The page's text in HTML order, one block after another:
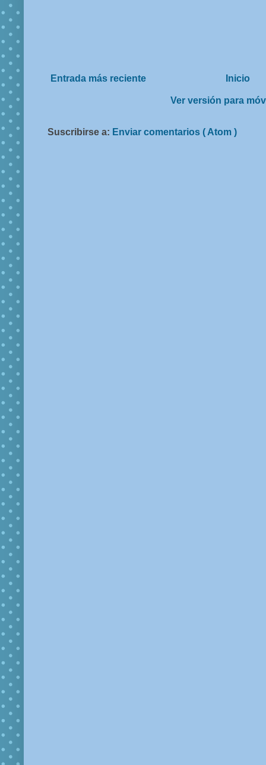
Entrada más reciente Inicio
Ver versión para
Suscribirse a: Enviar comentarios ( Atom )